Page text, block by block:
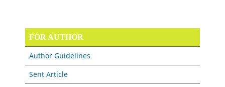
FOR AUTHOR
Author Guidelines
Sent Article